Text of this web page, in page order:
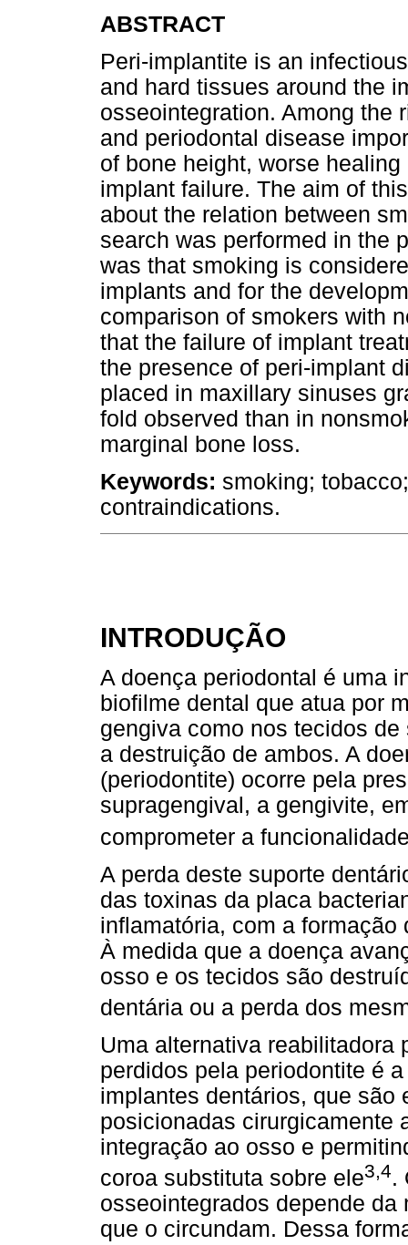
ABSTRACT
Peri-implantite is an
and hard tissues around the
osseointegration. Among the
and periodontal disease
of bone height, worse
implant failure. The aim of
about the relation between
search was performed in the
was that smoking is
implants and for the
comparison of smokers with
that the failure of implant
the presence of peri-implant
placed in maxillary sinuses
fold observed than in
marginal bone loss.
Keywords: smoking;
contraindications.
INTRODUÇÃO
A doença periodontal é uma
biofilme dental que atua por
gengiva como nos tecidos
a destruição de ambos. A
(periodontite) ocorre pela
supragengival, a gengivite,
comprometer a
A perda deste suporte
das toxinas da placa
inflamatória, com a
À medida que a doença
osso e os tecidos são
dentária ou a perda dos
Uma alternativa reabilitadora
perdidos pela periodontite é
implantes dentários, que são
posicionadas cirurgicamente
integração ao osso e
coroa substituta sobre ele3,4.
osseointegrados depende
que o circundam. Dessa